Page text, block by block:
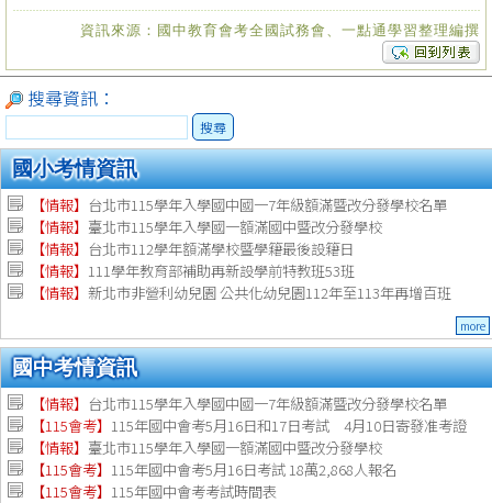
資訊來源：國中教育會考全國試務會、一點通學習整理編撰
搜尋資訊：
搜尋
國小考情資訊
【情報】 台北市115學年入學國中國一7年級額滿暨改分發學校名單
【情報】 臺北市115學年入學國一額滿國中暨改分發學校
【情報】 台北市112學年額滿學校暨學籍最後設籍日
【情報】 111學年教育部補助再新設學前特教班53班
【情報】 新北市非營利幼兒園 公共化幼兒園112年至113年再增百班
more
國中考情資訊
【情報】 台北市115學年入學國中國一7年級額滿暨改分發學校名單
【115會考】 115年國中會考5月16日和17日考試 4月10日寄發准考證
【情報】 臺北市115學年入學國一額滿國中暨改分發學校
【115會考】 115年國中會考5月16日考試 18萬2,868人報名
【115會考】 115年國中會考考試時間表